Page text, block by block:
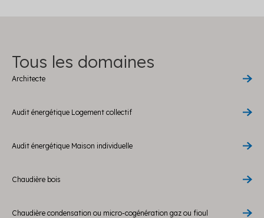
Tous les domaines
Architecte
Audit énergétique Logement collectif
Audit énergétique Maison individuelle
Chaudière bois
Chaudière condensation ou micro-cogénération gaz ou fioul